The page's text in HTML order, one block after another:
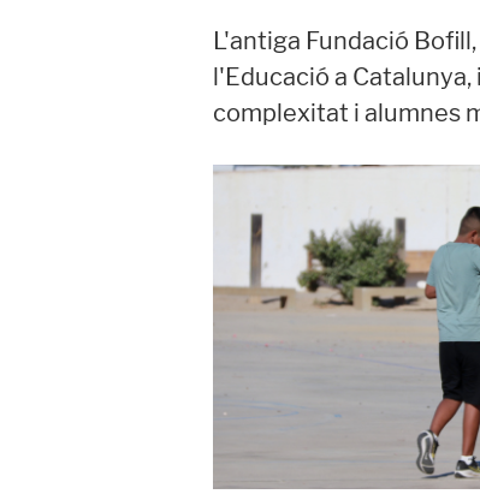
L'antiga Fundació
l'Educació a
complexitat i alumnes